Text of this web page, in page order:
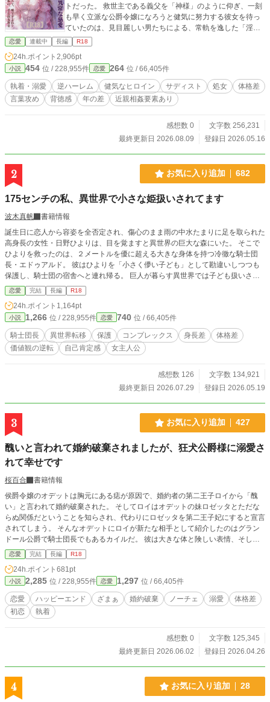
トだった。 救世主である義父を「神様」のように仰ぎ、一刻
も早く立派な公爵令嬢になろうと健気に努力する彼女を待っ
ていたのは、見目麗しい男たちによる、常軌を逸した「淫ら
な英才教育」だった。 「恥ずかしがることはない。高貴な令
嬢は、身体の細部まで全て家族や執事に管理されるのが都会
の絶対の常識だよ」 「これが格式高い『家族の挨拶』だ。お
前も、兄と絆を深めなさい」 馬車の中で、夜の寝室で、衣服
の奥へと容赦なく滑り込んでくる大人の男たちの指先。 恥ず
かしさに涙を流しながらも、 （これが都会の令嬢たちの当た
り前の花嫁修業なんだわ……！ お父様たちのために頑張らな
義父と義兄、そして冷徹な執事や護衛騎士たちが一族総出で
璧な淑女」へと蕩かされてゆく極甘な毎日。 健気な令嬢×嘘
の常識を教え込む絶倫溺愛公爵家、開幕。
恋愛 連載中 長編 R18
24h.ポイント 2,906pt
小説 454 位 / 228,955件 恋愛 264 位 / 66,405件
執着・溺愛 逆ハーレム 健気なヒロイン サディスト 処女
体格差
言葉攻め
背徳感 年の差 近親相姦要素あり
感想数 0
文字数 256,231
最終更新日 2026.08.09
登録日 2026.05.16
2 お気に入り追加 682
175センチの私、異世界で小さな姫扱いされてます
波木真帆
書籍情報
誕生日に恋人から容姿を全否定され、傷心のまま雨の中水たまりに足を取られた
高身長の女性・日野ひよりは、目を覚ますと異世界の巨大な森にいた。 そこで
ひよりを救ったのは、２メートルを優に超える大きな身体を持つ冷徹な騎士団
長・エドゥアルド。 彼はひよりを「小さく儚い子ども」として勘違いしつつも
保護し、騎士団の宿舎へと連れ帰る。 巨人が暮らす異世界では子ども扱いされ
る175センチのひよりと、ひよりに可愛い物が似合わないという固定概念を当然
のように否定するエドゥアルド。 これは、全肯定から始まる優しく甘い恋のお
話。 BLを含まない男女の異世界恋愛ものは初めてなので、拙いところもあるか
と思いますが楽しんでいただけると嬉しいです。 R１８には※つけます。 こち
らの作品は投稿時間を定めず更新していきたいと思っています。 （一日に一度
は更新します）
恋愛 完結 長編 R18
24h.ポイント 1,164pt
小説 1,266 位 / 228,955件 恋愛 740 位 / 66,405件
騎士団長 異世界転移 保護 コンプレックス 身長差
体格差
価値観の逆転
自己肯定感 女主人公
感想数 126
文字数 134,921
最終更新日 2026.07.29
登録日 2026.05.19
3 お気に入り追加 427
醜いと言われて婚約破棄されましたが、狂犬公爵様に溺愛さ
れて幸せです
桜百合
書籍情報
侯爵令嬢のオデットは胸元にある痣が原因で、婚約者の第二王子ロイから「醜
い」と言われて婚約破棄された。 そしてロイはオデットの妹ロゼッタとただな
らぬ関係だということを知らされ、代わりにロゼッタを第二王子妃にすると宣言
されてしまう。 そんなオデットにロイが新たな相手として紹介したのはグラン
ドール公爵で騎士団長でもあるカイルだ。 彼は大きな体と険しい表情、そして
全身の傷跡から「狂犬公爵」の異名で知られていた。 しかしカイルの隠された
優しさに触れたオデットは、いつしか彼に恋心を抱き始める。 実はオデットの
胸元の痣は幸福の証で、その痣の恩恵をカイルのために使いたいと願って公爵家
へ嫁ぐことを決めるが、彼女との復縁を望むロイがその邪魔をし始めて…… ⚠️R
シーンには※をつけます。 ムーンライトノベルズにも掲載中。
恋愛 完結 長編 R18
24h.ポイント 681pt
小説 2,285 位 / 228,955件 恋愛 1,297 位 / 66,405件
恋愛 ハッピーエンド ざまぁ 婚約破棄 ノーチェ 溺愛
体格差
初恋
執着
感想数 0
文字数 125,345
最終更新日 2026.06.02
登録日 2026.04.26
4 お気に入り追加 28